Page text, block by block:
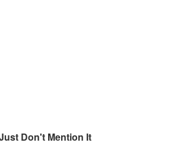
Don't Mention It